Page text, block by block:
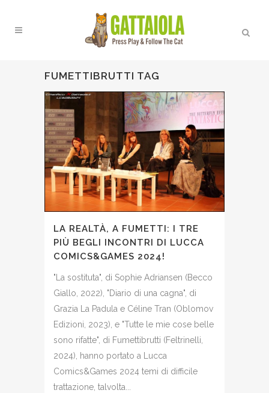
FUMETTIBRUTTI TAG
LA REALTÀ, A FUMETTI: I TRE
PIÙ BEGLI INCONTRI DI LUCCA
COMICS&GAMES 2024!
"La sostituta", di Sophie Adriansen (Becco
Giallo, 2022), "Diario di una cagna", di
Grazia La Padula e Céline Tran (Oblomov
Edizioni, 2023), e "Tutte le mie cose belle
sono rifatte", di Fumettibrutti (Feltrinelli,
2024), hanno portato a Lucca
Comics&Games 2024 temi di difficile
trattazione, talvolta...